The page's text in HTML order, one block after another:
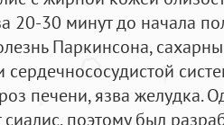
20-30 минут до начала
Паркинсона,
сердечнососудистой
печени, язва желудка.
поэтому был